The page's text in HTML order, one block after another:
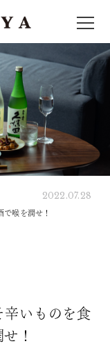
喉を潤せ！
2022.07.28
辛いものを食
！